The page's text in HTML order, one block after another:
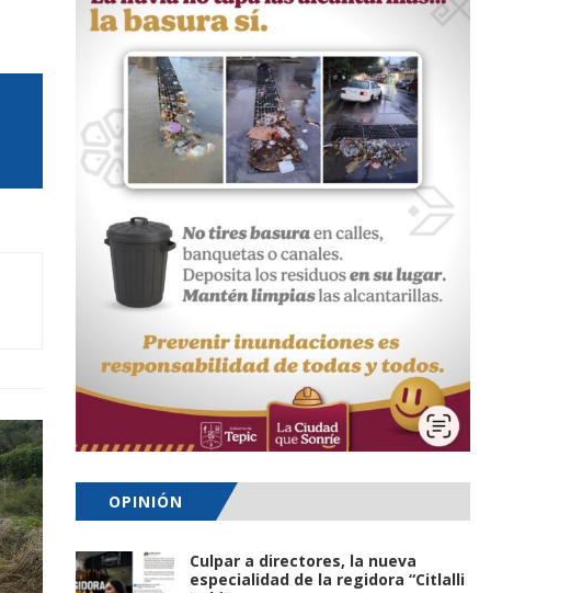
OPINIÓN
Culpar a directores, la nueva
especialidad de la regidora “Citlalli